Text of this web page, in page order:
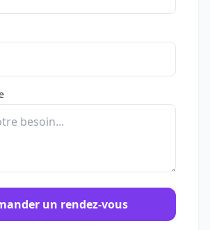
un rendez-vous